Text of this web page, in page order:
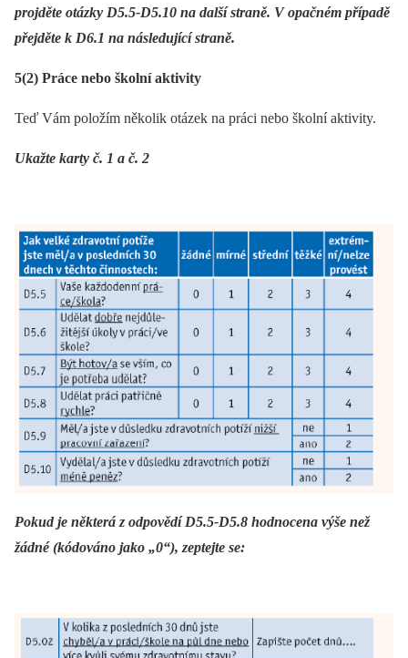
projděte otázky D5.5-D5.10 na další straně. V opačném případě
přejděte k D6.1 na následující straně.
5(2) Práce nebo školní aktivity
Teď Vám položím několik otázek na práci nebo školní aktivity.
Ukažte karty č. 1 a č. 2
Pokud je některá z odpovědí D5.5-D5.8 hodnocena výše než
žádné (kódováno jako „0“), zeptejte se: